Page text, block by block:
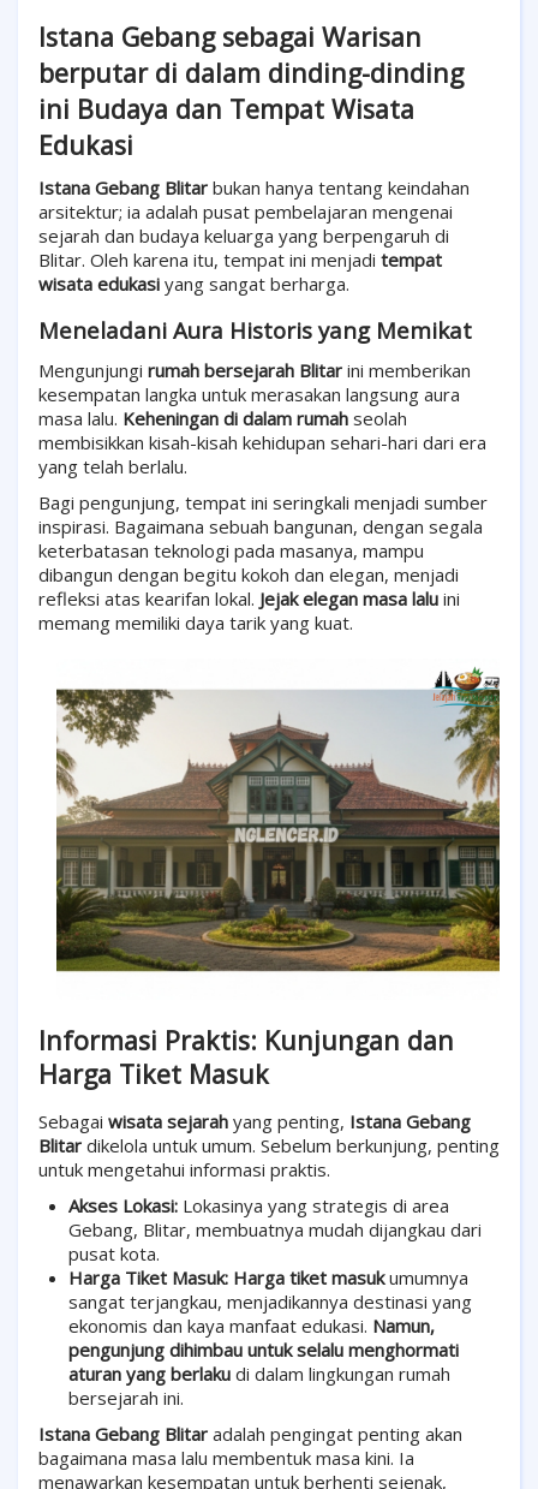
Istana Gebang sebagai Warisan
berputar di dalam dinding-dinding
ini Budaya dan Tempat Wisata
Edukasi
Istana Gebang Blitar bukan hanya tentang keindahan
arsitektur; ia adalah pusat pembelajaran mengenai
sejarah dan budaya keluarga yang berpengaruh di
Blitar. Oleh karena itu, tempat ini menjadi tempat
wisata edukasi yang sangat berharga.
Meneladani Aura Historis yang Memikat
Mengunjungi rumah bersejarah Blitar ini memberikan
kesempatan langka untuk merasakan langsung aura
masa lalu. Keheningan di dalam rumah seolah
membisikkan kisah-kisah kehidupan sehari-hari dari era
yang telah berlalu.
Bagi pengunjung, tempat ini seringkali menjadi sumber
inspirasi. Bagaimana sebuah bangunan, dengan segala
keterbatasan teknologi pada masanya, mampu
dibangun dengan begitu kokoh dan elegan, menjadi
refleksi atas kearifan lokal. Jejak elegan masa lalu ini
memang memiliki daya tarik yang kuat.
Informasi Praktis: Kunjungan dan
Harga Tiket Masuk
Sebagai wisata sejarah yang penting, Istana Gebang
Blitar dikelola untuk umum. Sebelum berkunjung, penting
untuk mengetahui informasi praktis.
Akses Lokasi: Lokasinya yang strategis di area
Gebang, Blitar, membuatnya mudah dijangkau dari
pusat kota.
Harga Tiket Masuk: Harga tiket masukumumnya
sangat terjangkau, menjadikannya destinasi yang
ekonomis dan kaya manfaat edukasi. Namun,
pengunjung dihimbau untuk selalu menghormati
aturan yang berlaku di dalam lingkungan rumah
bersejarah ini.
Istana Gebang Blitar adalah pengingat penting akan
bagaimana masa lalu membentuk masa kini. Ia
menawarkan kesempatan untuk berhenti sejenak,